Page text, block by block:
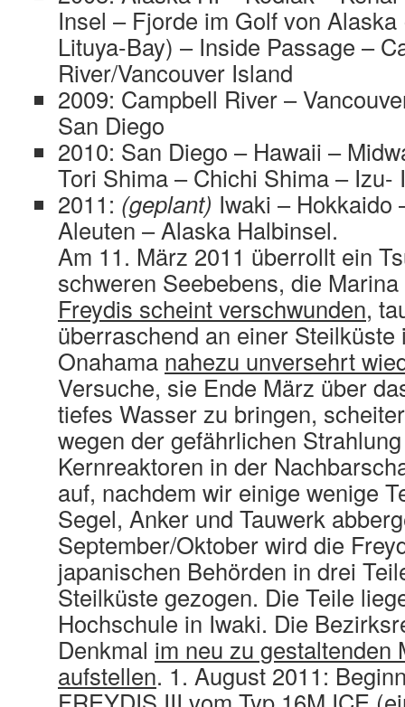
Insel – Fjorde im Golf von
Lituya-Bay) – Inside Passage –
River/Vancouver Island
2009: Campbell River –
San Diego
2010: San Diego – Hawaii –
Tori Shima – Chichi Shima – Izu-
2011: (geplant) Iwaki – Hokkaido
Aleuten – Alaska Halbinsel.
Am 11. März 2011 überrollt ein
schweren Seebebens, die
Freydis scheint verschwunden,
überraschend an einer Steilküste
Onahama nahezu unversehrt
Versuche, sie Ende März über
tiefes Wasser zu bringen,
wegen der gefährlichen
Kernreaktoren in der
auf, nachdem wir einige wenige
Segel, Anker und Tauwerk
September/Oktober wird die
japanischen Behörden in drei
Steilküste gezogen. Die Teile
Hochschule in Iwaki. Die
Denkmal im neu zu gestaltenden
aufstellen. 1. August 2011: